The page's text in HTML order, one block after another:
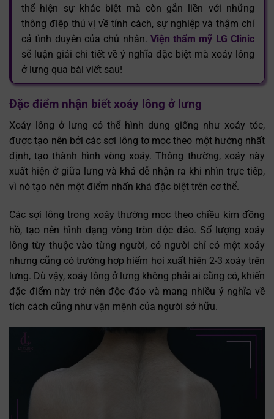
thể hiện sự khác biệt mà còn gắn liền với những
thông điệp thú vị về tính cách, sự nghiệp và thậm chí
cả tình duyên của chủ nhân. Viện thẩm mỹ LG Clinic
sẽ luận giải chi tiết về ý nghĩa đặc biệt mà xoáy lông
ở lưng qua bài viết sau!
Đặc điểm nhận biết xoáy lông ở lưng
Xoáy lông ở lưng có thể hình dung giống như xoáy tóc,
được tạo nên bởi các sợi lông tơ mọc theo một hướng nhất
định, tạo thành hình vòng xoáy. Thông thường, xoáy này
xuất hiện ở giữa lưng và khá dễ nhận ra khi nhìn trực tiếp,
vì nó tạo nên một điểm nhấn khá đặc biệt trên cơ thể.
Các sợi lông trong xoáy thường mọc theo chiều kim đồng
hồ, tạo nên hình dạng vòng tròn độc đáo. Số lượng xoáy
lông tùy thuộc vào từng người, có người chỉ có một xoáy
nhưng cũng có trường hợp hiếm hoi xuất hiện 2-3 xoáy trên
lưng. Dù vậy, xoáy lông ở lưng không phải ai cũng có, khiến
đặc điểm này trở nên độc đáo và mang nhiều ý nghĩa về
tích cách cũng như vận mệnh của người sở hữu.